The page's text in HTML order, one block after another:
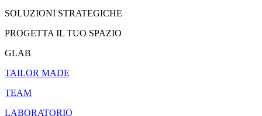
SOLUZIONI STRATEGICHE
PROGETTA IL TUO SPAZIO
GLAB
TAILOR MADE
TEAM
LABORATORIO